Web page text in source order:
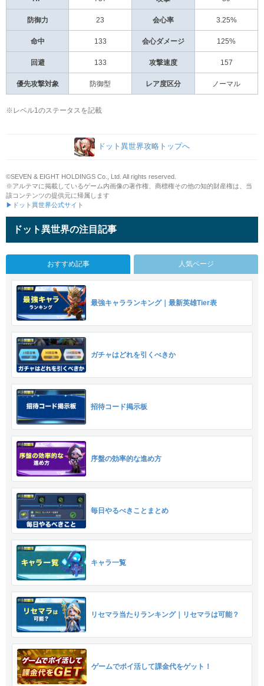
防御力 23 会心率 3.25%
命中 133 会心ダメージ 125%
回避 133 攻撃速度 157
優先攻撃対象 防御型 レア度区分 ノーマル
※レベル1のステータスを記載
ドット異世界攻略トップへ
©SEVEN & EIGHT HOLDINGS Co., Ltd. All rights reserved.
※アルテマに掲載しているゲーム内画像の著作権、商標権その他の知的財産権は、当
該コンテンツの提供元に帰属します
▶ドット異世界公式サイト
ドット異世界の注目記事
おすすめ記事 人気ページ
最強キャラランキング｜最新英雄Tier表
ガチャはどれを引くべきか
招待コード掲示板
序盤の効率的な進め方
毎日やるべきことまとめ
キャラ一覧
リセマラ当たりランキング｜リセマラは可能？
ゲームでポイ活して課金代をゲット！